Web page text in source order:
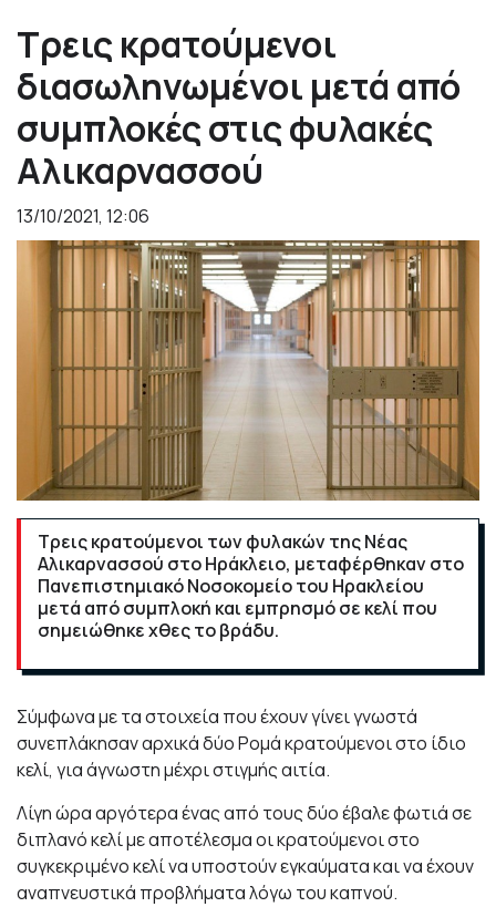
Τρεις κρατούμενοι
διασωληνωμένοι μετά από
συμπλοκές στις φυλακές
Αλικαρνασσού
13/10/2021, 12:06
Τρεις κρατούμενοι των φυλακών της Νέας
Αλικαρνασσού στο Ηράκλειο, μεταφέρθηκαν στο
Πανεπιστημιακό Νοσοκομείο του Ηρακλείου
μετά από συμπλοκή και εμπρησμό σε κελί που
σημειώθηκε χθες το βράδυ.
Σύμφωνα με τα στοιχεία που έχουν γίνει γνωστά
συνεπλάκησαν αρχικά δύο Ρομά κρατούμενοι στο ίδιο
κελί, για άγνωστη μέχρι στιγμής αιτία.
Λίγη ώρα αργότερα ένας από τους δύο έβαλε φωτιά σε
διπλανό κελί με αποτέλεσμα οι κρατούμενοι στο
συγκεκριμένο κελί να υποστούν εγκαύματα και να έχουν
αναπνευστικά προβλήματα λόγω του καπνού.